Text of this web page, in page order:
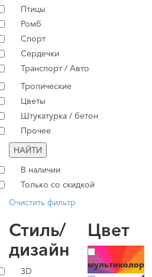
Птицы
Ромб
Спорт
Сердечки
Транспорт / Авто
Тропические
Цветы
Штукатурка / бетон
Прочее
НАЙТИ
В наличии
Только со скидкой
Очистить фильтр
Стиль/
дизайн
3D
Цвет
мультиколор